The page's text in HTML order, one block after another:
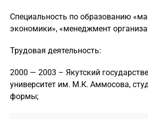
Специальность по образованию
экономики», «менеджмент
Трудовая деятельность:
2000 — 2003 – Якутский
университет им. М.К. Аммосова,
формы;